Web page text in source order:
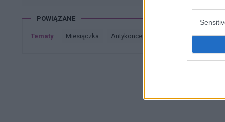
POWIĄZANE
Tematy miesiączka antykoncepcja ginekologia